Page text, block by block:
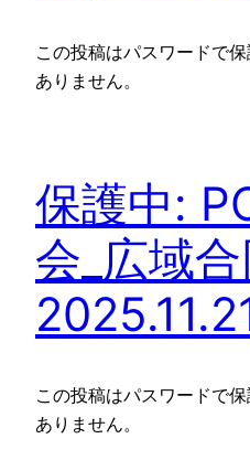
この投稿はパスワードで
ありません。
保護中:
会_広域
この投稿はパスワードで
ありません。